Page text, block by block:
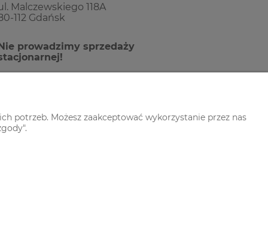
Malczewskiego 118A
112 Gdańsk
prowadzimy sprzedaży
potrzeb. Możesz zaakceptować wykorzystanie przez nas